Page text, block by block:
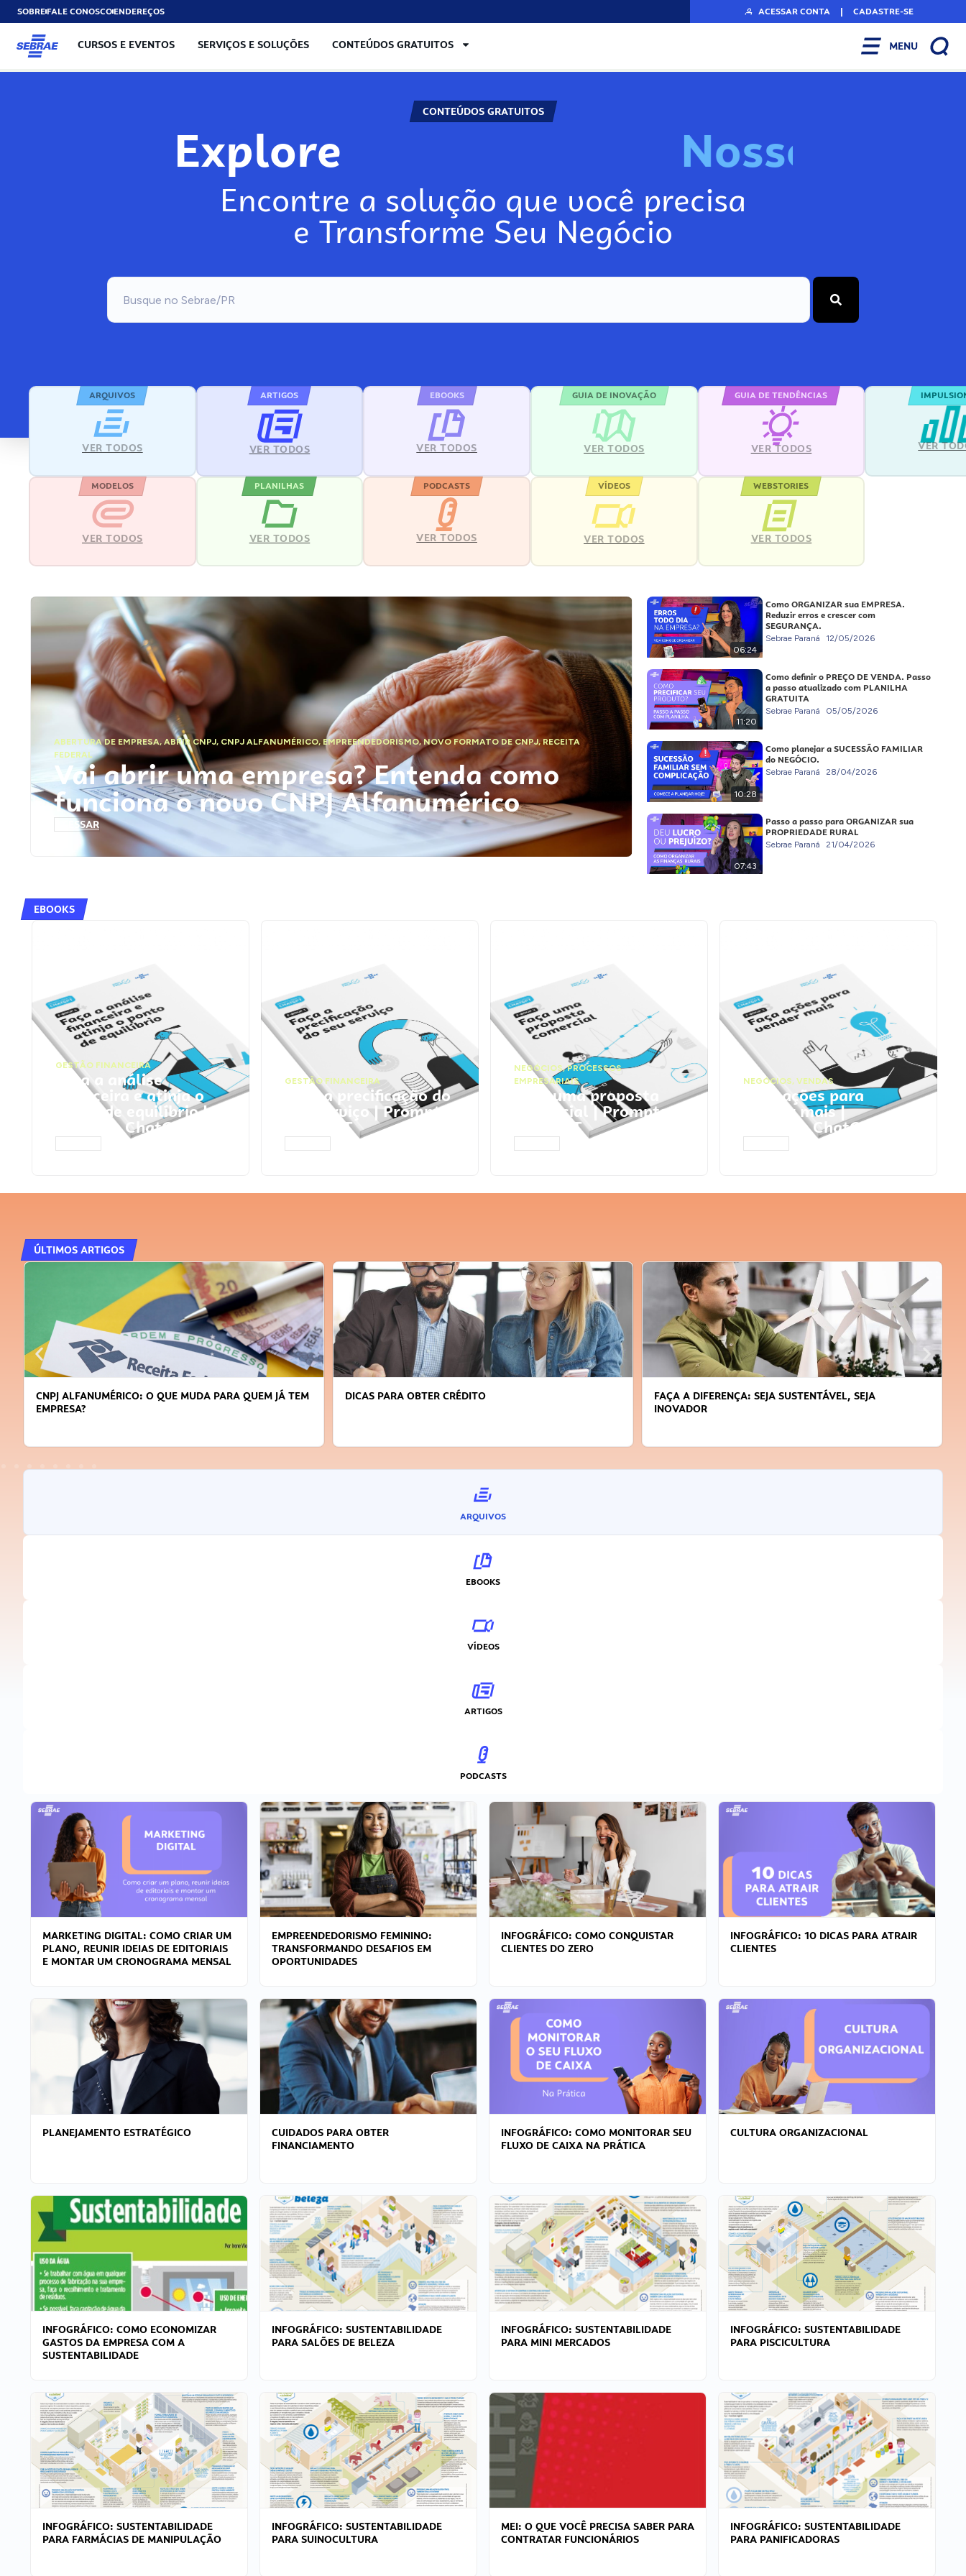
SOBREFALE CONOSCOENDEREÇOS ACESSAR CONTA | CADASTRE-SE
CURSOS E EVENTOS SERVIÇOS E SOLUÇÕES CONTEÚDOS GRATUITOS MENU
CONTEÚDOS GRATUITOS
Explore No
Encontre a solução que você precisa
e Transforme Seu Negócio
ARQUIVOS
VER TODOS
ARTIGOS
VER TODOS
EBOOKS
VER TODOS
GUIA DE INOVAÇÃO
VER TODOS
GUIA DE TENDÊNCIAS
VER TODOS VER
MODELOS
VER TODOS
PLANILHAS
VER TODOS
PODCASTS
VER TODOS
VÍDEOS
VER TODOS
WEBSTORIES
VER TODOS
ABERTURA DE EMPRESA,ABRIR CNPJ, CNPJ ALFANUMÉRICO, EMPREENDEDORISMO,NOVO FORMATO DE CNPJ,RECEITA
FEDERAL
Vai abrir uma empresa? Entenda como
funciona o novo CNPJ Alfanumérico
ACESSAR
06:24
Como ORGANIZAR sua EMPRESA.
Reduzir erros e crescer com
SEGURANÇA.
Sebrae Paraná 12/05/2026
11:20
Como definir o PREÇO DE VENDA. Passo
a passo atualizado com PLANILHA
GRATUITA
Sebrae Paraná 05/05/2026
10:28
Como planejar a SUCESSÃO FAMILIAR
do NEGÓCIO.
Sebrae Paraná 28/04/2026
07:43
Passo a passo para ORGANIZAR sua
PROPRIEDADE RURAL
Sebrae Paraná 21/04/2026
EBOOKS
GESTÃO FINANCEIRA
Faça a análise
financeira e atinja o
ponto de equilíbrio |
Prompts ChatGPT
GESTÃO FINANCEIRA
Faça a precificação do
seu serviço | Prompts
ChatGPT
NEGÓCIOS,PROCESSOS
EMPRESARIAIS
Faça uma proposta
comercial | Prompts
ChatGPT
NEGÓCIOS, VENDAS
Faça ações para
vender mais |
Prompts ChatGPT
ÚLTIMOS ARTIGOS
DICAS PARA OBTER CRÉDITO
FAÇA A DIFERENÇA: SEJA SUSTENTÁVEL, SEJA
APRENDA A GERENCIAR O SEU TEMPO
ARQUIVOS
EBOOKS
VÍDEOS
ARTIGOS
PODCASTS
MARKETING DIGITAL: COMO CRIAR UM
PLANO, REUNIR IDEIAS DE EDITORIAIS
E MONTAR UM CRONOGRAMA MENSAL
EMPREENDEDORISMO FEMININO:
TRANSFORMANDO DESAFIOS EM
OPORTUNIDADES
INFOGRÁFICO: COMO CONQUISTAR
CLIENTES DO ZERO
INFOGRÁFICO: 10 DICAS PARA ATRAIR
CLIENTES
PLANEJAMENTO ESTRATÉGICO
CUIDADOS PARA OBTER
FINANCIAMENTO
INFOGRÁFICO: COMO MONITORAR SEU
FLUXO DE CAIXA NA PRÁTICA
CULTURA ORGANIZACIONAL
INFOGRÁFICO: COMO ECONOMIZAR
GASTOS DA EMPRESA COM A
SUSTENTABILIDADE
INFOGRÁFICO: SUSTENTABILIDADE
PARA SALÕES DE BELEZA
INFOGRÁFICO: SUSTENTABILIDADE
PARA MINI MERCADOS
INFOGRÁFICO: SUSTENTABILIDADE
PARA PISCICULTURA
INFOGRÁFICO: SUSTENTABILIDADE
PARA FARMÁCIAS DE MANIPULAÇÃO
INFOGRÁFICO: SUSTENTABILIDADE
PARA SUINOCULTURA
MEI: O QUE VOCÊ PRECISA SABER PARA
CONTRATAR FUNCIONÁRIOS
INFOGRÁFICO: SUSTENTABILIDADE
PARA PANIFICADORAS